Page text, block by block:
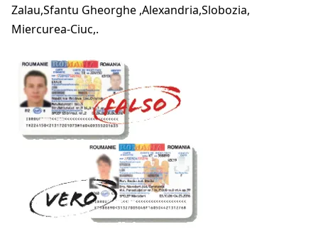
Zalau,Sfantu Gheorghe ,Alexandria,Slobozia,
Miercurea-Ciuc,.